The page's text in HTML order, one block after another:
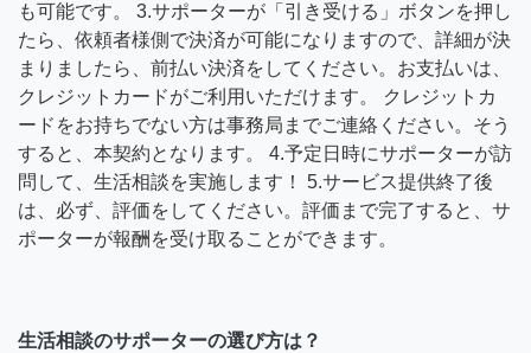
も可能です。 3.サポーターが「引き受ける」ボタンを押し
たら、依頼者様側で決済が可能になりますので、詳細が決
まりましたら、前払い決済をしてください。お支払いは、
クレジットカードがご利用いただけます。 クレジットカ
ードをお持ちでない方は事務局までご連絡ください。そう
すると、本契約となります。 4.予定日時にサポーターが訪
問して、生活相談を実施します！ 5.サービス提供終了後
は、必ず、評価をしてください。評価まで完了すると、サ
ポーターが報酬を受け取ることができます。
生活相談のサポーターの選び方は？